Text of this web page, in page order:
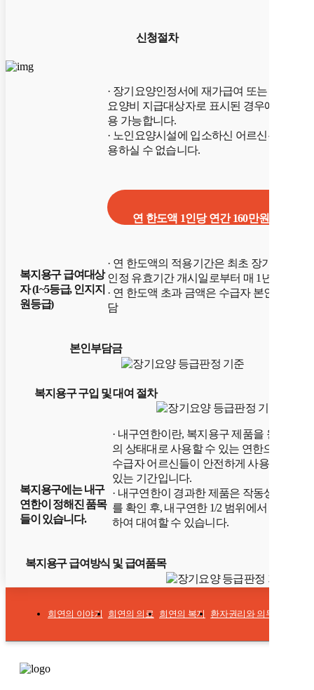
신청절차
복지용구 급여대상
자 (1~5등급, 인지지
원등급)
· 장기요양인정서에 재가급여 또는 가족
요양비 지급대상자로 표시된 경우에 이
용 가능합니다.
· 노인요양시설에 입소하신 어르신은 이
용하실 수 없습니다.
연 한도액 1인당 연간 160만원
· 연 한도액의 적용기간은 최초 장기요양
인정 유효기간 개시일로부터 매 1년
· 연 한도액 초과 금액은 수급자 본인 부
담
본인부담금
복지용구 구입 및 대여 절차
복지용구에는 내구
연한이 정해진 품목
들이 있습니다.
· 내구연한이란, 복지용구 제품을 원래
의 상태대로 사용할 수 있는 연한으로
수급자 어르신들이 안전하게 사용할 수
있는 기간입니다.
· 내구연한이 경과한 제품은 작동상태
를 확인 후, 내구연한 1/2 범위에서 연장
하여 대여할 수 있습니다.
복지용구 급여방식 및 급여품목
희연의 이야기 희연의 의료 희연의 복지 환자권리와 의무